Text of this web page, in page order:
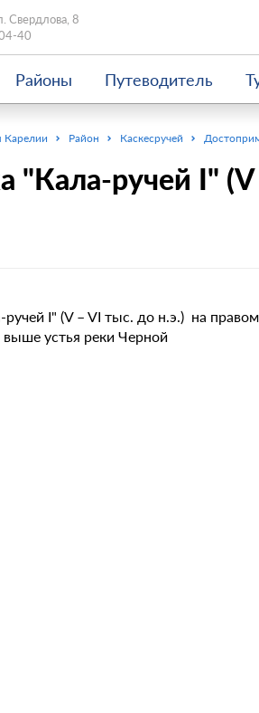
Свердлова, 8
40
Районы Путеводитель
Карелии Район Каскесручей
"Кала-ручей I"
I" (V – VI тыс. до н.э.) на
выше устья реки Черной